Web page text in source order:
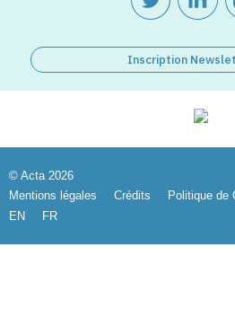
Inscription
© Acta 2026
Mentions légales
Crédits Politique de
EN
FR